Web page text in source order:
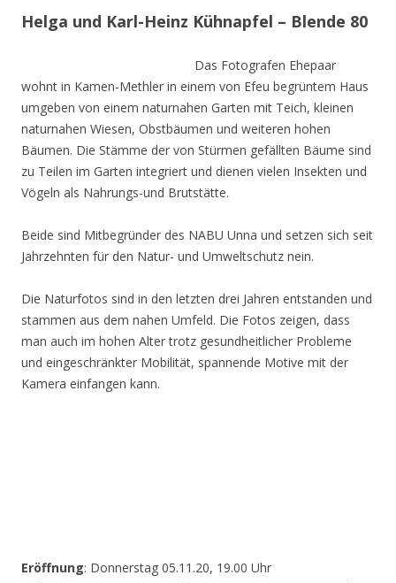
Helga und Karl-Heinz Kühnapfel – Blende 80
Das Fotografen Ehepaar
wohnt in Kamen-Methler in einem von Efeu begrüntem Haus
umgeben von einem naturnahen Garten mit Teich, kleinen
naturnahen Wiesen, Obstbäumen und weiteren hohen
Bäumen. Die Stämme der von Stürmen gefällten Bäume sind
zu Teilen im Garten integriert und dienen vielen Insekten und
Vögeln als Nahrungs-und Brutstätte.
Beide sind Mitbegründer des NABU Unna und setzen sich seit
Jahrzehnten für den Natur- und Umweltschutz nein.
Die Naturfotos sind in den letzten drei Jahren entstanden und
stammen aus dem nahen Umfeld. Die Fotos zeigen, dass
man auch im hohen Alter trotz gesundheitlicher Probleme
und eingeschränkter Mobilität, spannende Motive mit der
Kamera einfangen kann.
Eröffnung: Donnerstag 05.11.20, 19.00 Uhr